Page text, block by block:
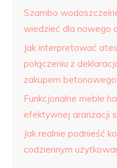
Szambo
wiedzieć dla nowego
Jak interpretować
połączeniu z
zakupem
Funkcjonalne meble
efektywnej aranżacji
Jak realnie podnieść
codziennym